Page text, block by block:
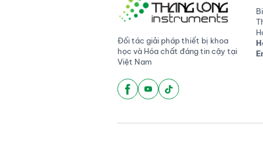
Đối tác giải pháp thiết bị khoa
học và Hóa chất đáng tin cậy tại
Việt Nam